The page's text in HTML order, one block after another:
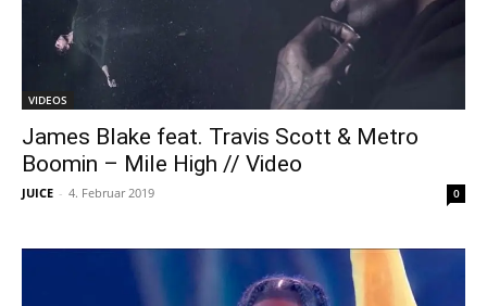
VIDEOS
James Blake feat. Travis Scott & Metro
Boomin – Mile High // Video
JUICE - 4. Februar 2019 0